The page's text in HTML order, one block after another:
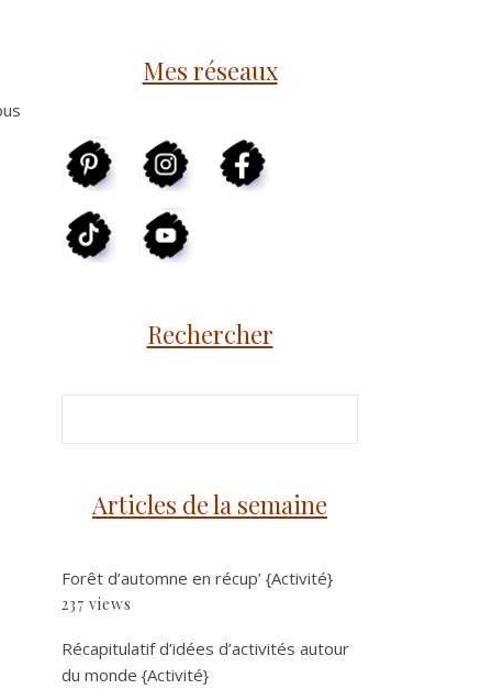
Mes réseaux
Rechercher
Articles de la semaine
Forêt d’automne en récup’ {Activité}
237 views
Récapitulatif d’idées d’activités autour
du monde {Activité}